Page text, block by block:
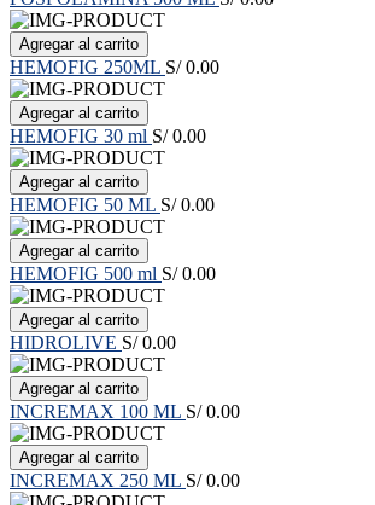
Agregar al carrito
HEMOFIG 250ML S/ 0.00
Agregar al carrito
HEMOFIG 30 ml S/ 0.00
Agregar al carrito
HEMOFIG 50 ML S/ 0.00
Agregar al carrito
HEMOFIG 500 ml S/ 0.00
Agregar al carrito
HIDROLIVE S/ 0.00
Agregar al carrito
INCREMAX 100 ML S/ 0.00
Agregar al carrito
INCREMAX 250 ML S/ 0.00